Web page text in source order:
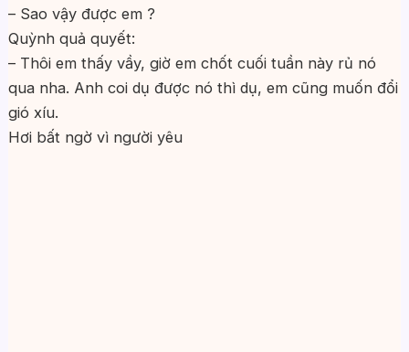
– Sao vậy được em ?
Quỳnh quả quyết:
– Thôi em thấy vầy, giờ em chốt cuối tuần này rủ nó
qua nha. Anh coi dụ được nó thì dụ, em cũng muốn đổi
gió xíu.
Hơi bất ngờ vì người yêu